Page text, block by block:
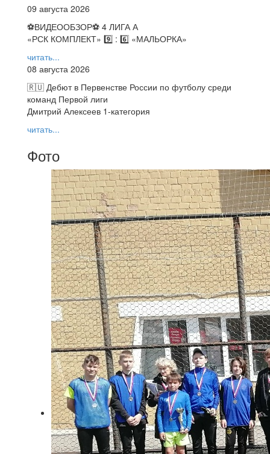
09 августа 2026
⚽️ВИДЕООБЗОР⚽️ 4 ЛИГА А
«РСК КОМПЛЕКТ» 9️⃣ : 6️⃣ «МАЛЬОРКА»
читать...
08 августа 2026
🇷🇺 Дебют в Первенстве России по футболу среди
команд Первой лиги
Дмитрий Алексеев 1-категория
читать...
Фото